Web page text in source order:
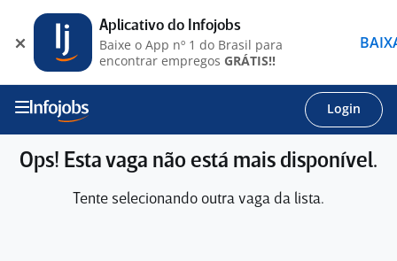
Login
Ops! Esta vaga não está mais disponível.
Tente selecionando outra vaga da lista.
Aplicativo do Infojobs
Baixe o App nº 1 do Brasil para
encontrar empregos GRÁTIS!!